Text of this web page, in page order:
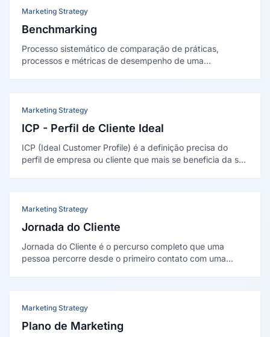
Marketing Strategy
Benchmarking
Processo sistemático de comparação de práticas,
processos e métricas de desempenho de uma
Marketing Strategy
ICP - Perfil de Cliente Ideal
ICP (Ideal Customer Profile) é a definição precisa do
perfil de empresa ou cliente que mais se beneficia da sua
Marketing Strategy
Jornada do Cliente
Jornada do Cliente é o percurso completo que uma
pessoa percorre desde o primeiro contato com uma
Marketing Strategy
Plano de Marketing